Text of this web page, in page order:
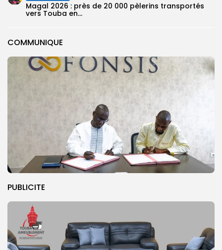
COMMUNIQUE
PUBLICITE
Magal 2026 : près de 20 000 pèlerins transportés
vers Touba en...